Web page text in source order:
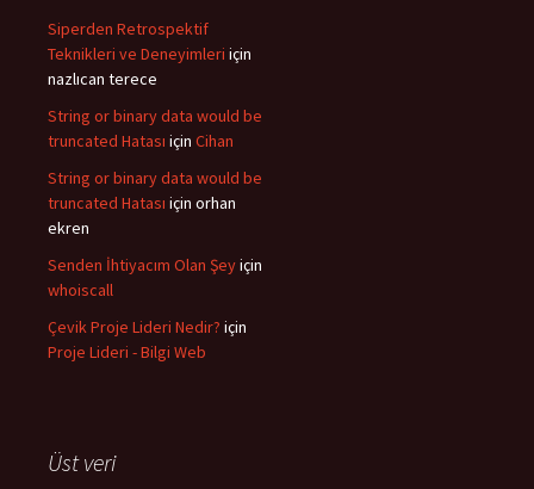
Siperden Retrospektif
Teknikleri ve Deneyimleri için
nazlıcan terece
String or binary data would be
truncated Hatası için Cihan
String or binary data would be
truncated Hatası için orhan
ekren
Senden İhtiyacım Olan Şeyiçin
whoiscall
Çevik Proje Lideri Nedir? için
Proje Lideri - Bilgi Web
Üst veri